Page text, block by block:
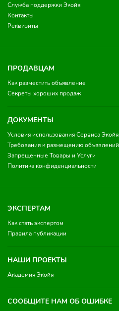
Служба поддержки Экойя
Контакты
Реквизиты
ПРОДАВЦАМ
Как разместить объявление
Секреты хороших продаж
ДОКУМЕНТЫ
Условия использования Сервиса Экойя
Требования к размещению объявлений
Запрещенные Товары и Услуги
Политика конфиденциальности
ЭКСПЕРТАМ
Как стать экспертом
Правила публикации
НАШИ ПРОЕКТЫ
Академия Экойя
СООБЩИТЕ НАМ ОБ ОШИБКЕ